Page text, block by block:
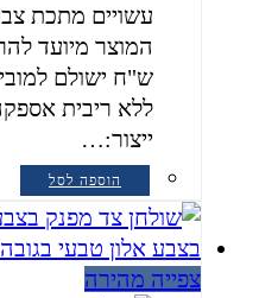
ייצור:…
הוספה לסל
צפייה מהירה